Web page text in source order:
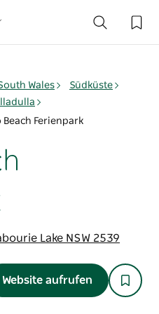
Wales
Südküste
Beach Ferienpark
Lake NSW 2539
Website aufrufen